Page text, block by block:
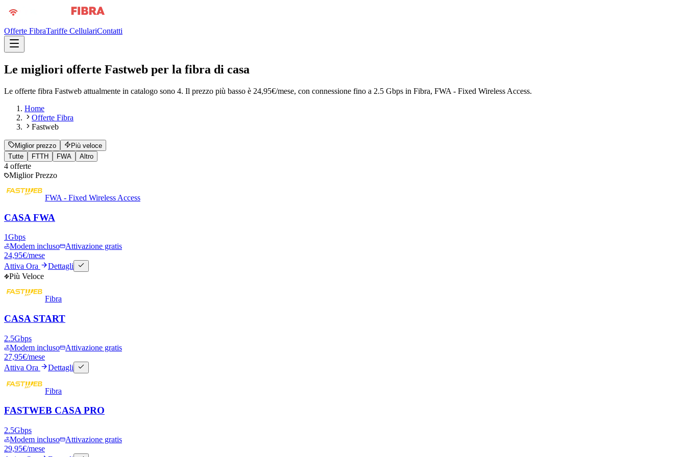
Offerte FibraTariffe CellulariContatti
Le migliori offerte Fastweb per la fibra di casa
Le offerte fibra Fastweb attualmente in catalogo sono 4. Il prezzo più basso è 24,95€/mese, con connessione fino a 2.5 Gbps in Fibra, FWA - Fixed Wireless Access.
Home
Offerte Fibra
Fastweb
Miglior prezzo
Più veloce
Tutte
FTTH FWA Altro
4 offerte
Miglior Prezzo
FWA - Fixed Wireless Access
CASA FWA
1Gbps
Modem incluso
Attivazione gratis
24,95€/mese
Attiva Ora
Dettagli
Più Veloce
Fibra
CASA START
2.5Gbps
Modem incluso
Attivazione gratis
27,95€/mese
Attiva Ora
Dettagli
Fibra
FASTWEB CASA PRO
2.5Gbps
Modem incluso
Attivazione gratis
29,95€/mese